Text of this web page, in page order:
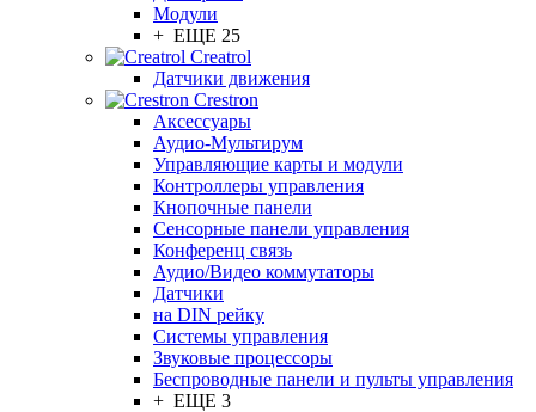
Модули
+ ЕЩЕ 25
Creatrol
Датчики движения
Crestron
Аксессуары
Аудио-Мультирум
Управляющие карты и модули
Контроллеры управления
Кнопочные панели
Сенсорные панели управления
Конференц связь
Аудио/Видео коммутаторы
Датчики
на DIN рейку
Системы управления
Звуковые процессоры
Беспроводные панели и пульты управления
+ ЕЩЕ 3